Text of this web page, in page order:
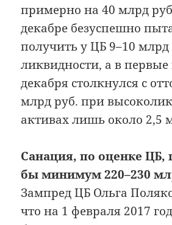
примерно на 40 млрд
декабре безуспешно
получить у ЦБ 9–10 млрд
ликвидности, а в первые
декабря столкнулся с
млрд руб. при
активах лишь около 2,5
Санация, по оценке ЦБ,
бы минимум 220–230
Зампред ЦБ Ольга
что на 1 февраля 2017